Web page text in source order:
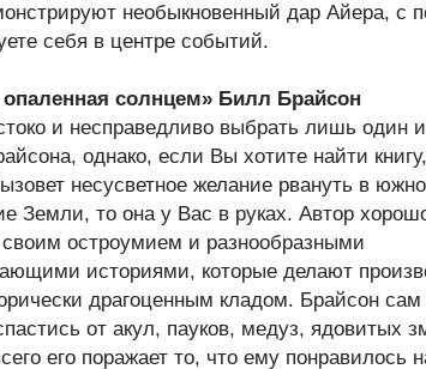
необыкновенный дар Айера, с
себя в центре событий.
опаленная солнцем» Билл Брайсон
и несправедливо выбрать лишь один
однако, если Вы хотите найти книгу,
несусветное желание рвануть в
Земли, то она у Вас в руках. Автор
своим остроумием и разнообразными
историями, которые делают
драгоценным кладом. Брайсон сам
от акул, пауков, медуз, ядовитых
его поражает то, что ему понравилось